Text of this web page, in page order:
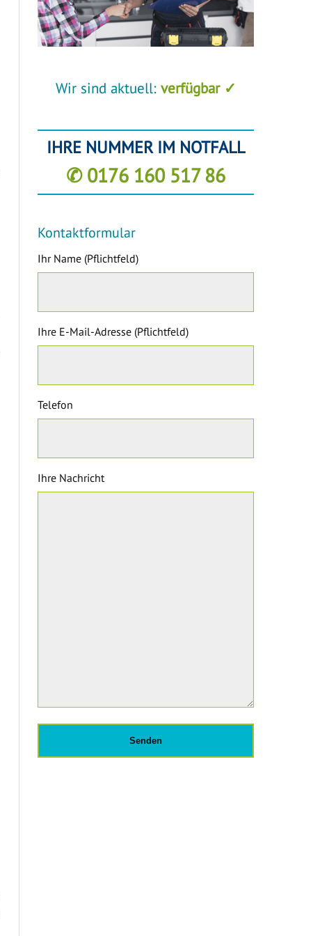
Wir sind aktuell: verfügbar ✓
IHRE NUMMER IM NOTFALL
✆ 0176 160 517 86
Kontaktformular
Ihr Name (Pflichtfeld)
Ihre E-Mail-Adresse (Pflichtfeld)
Telefon
Ihre Nachricht